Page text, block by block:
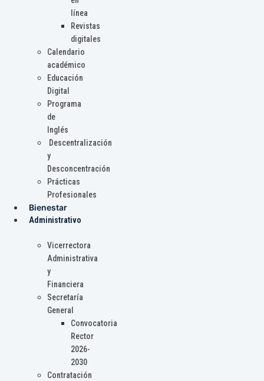
línea
Revistas
digitales
Calendario
académico
Educación
Digital
Programa
de
Inglés
Descentralización
y
Desconcentración
Prácticas
Profesionales
Bienestar
Administrativo
Vicerrectora
Administrativa
y
Financiera
Secretaría
General
Convocatoria
Rector
2026-
2030
Contratación